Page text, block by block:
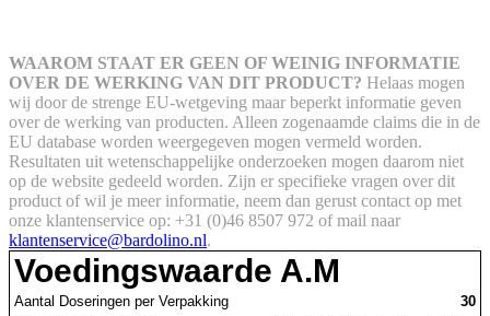
WAAROM STAAT ER GEEN OF WEINIG INFORMATIE
OVER DE WERKING VAN DIT PRODUCT? Helaas mogen
wij door de strenge EU-wetgeving maar beperkt informatie geven
over de werking van producten. Alleen zogenaamde claims die in de
EU database worden weergegeven mogen vermeld worden.
Resultaten uit wetenschappelijke onderzoeken mogen daarom niet
op de website gedeeld worden. Zijn er specifieke vragen over dit
product of wil je meer informatie, neem dan gerust contact op met
onze klantenservice op: +31 (0)46 8507 972 of mail naar
klantenservice@bardolino.nl.
Voedingswaarde A.M
Aantal Doseringen per Verpakking 30